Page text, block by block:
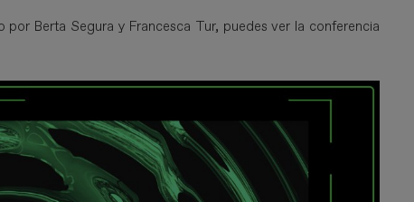
Berta Segura y Francesca Tur, puedes ver la conferencia